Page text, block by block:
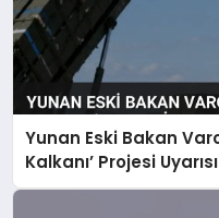
Yunan Eski Bakan
Kalkanı’ Projesi Uyarısı